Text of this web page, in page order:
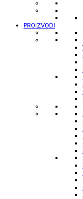
PROIZVODI